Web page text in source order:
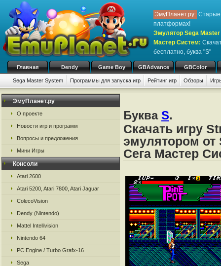
ЭмуПланет.ру: Старые
платформах!
Эмулятор Sega Master
Мастер Систем:
бесплатно, буква "S"
Главная Dendy Game Boy GBAdvance GBColor
Sega Master System Программы для запуска игр Рейтинг игр Обзоры
ЭмуПланет.ру
О проекте
Новости игр и программ
Вопросы и предложения
Мини Игры
Консоли
Atari 2600
Atari 5200, Atari 7800, Atari Jaguar
ColecoVision
Dendy (Nintendo)
Mattel Intellivision
Nintendo 64
PC Engine / Turbo Grafx-16
Sega
Буква S.
Скачать игру
эмулятором от
Сега Мастер